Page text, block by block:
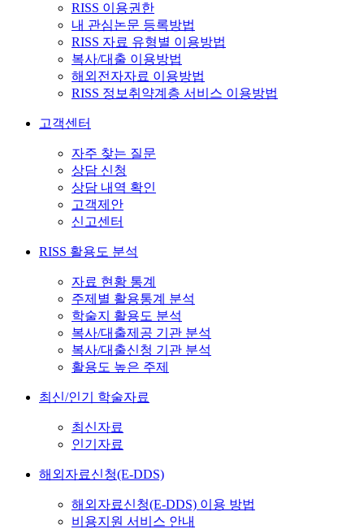
RISS 이용권한
내 관심논문 등록방법
RISS 자료 유형별 이용방법
복사/대출 이용방법
해외전자자료 이용방법
RISS 정보취약계층 서비스 이용방법
고객센터
자주 찾는 질문
상담 신청
상담 내역 확인
고객제안
신고센터
RISS 활용도 분석
자료 현황 통계
주제별 활용통계 분석
학술지 활용도 분석
복사/대출제공 기관 분석
복사/대출신청 기관 분석
활용도 높은 주제
최신/인기 학술자료
최신자료
인기자료
해외자료신청(E-DDS)
해외자료신청(E-DDS) 이용 방법
비용지원 서비스 안내